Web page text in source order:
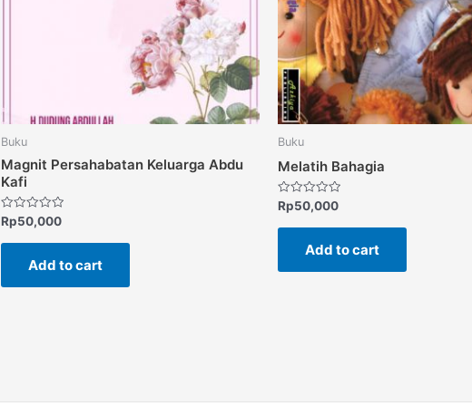
Buku
Magnit Persahabatan Keluarga Abdu
Kafi
Rated
out
Rp50,000
Add to cart
Buku
Melatih Bahagia
Rated
out
Rp50,000
Add to cart